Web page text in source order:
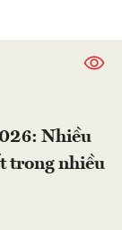
Nhiều
trong nhiều